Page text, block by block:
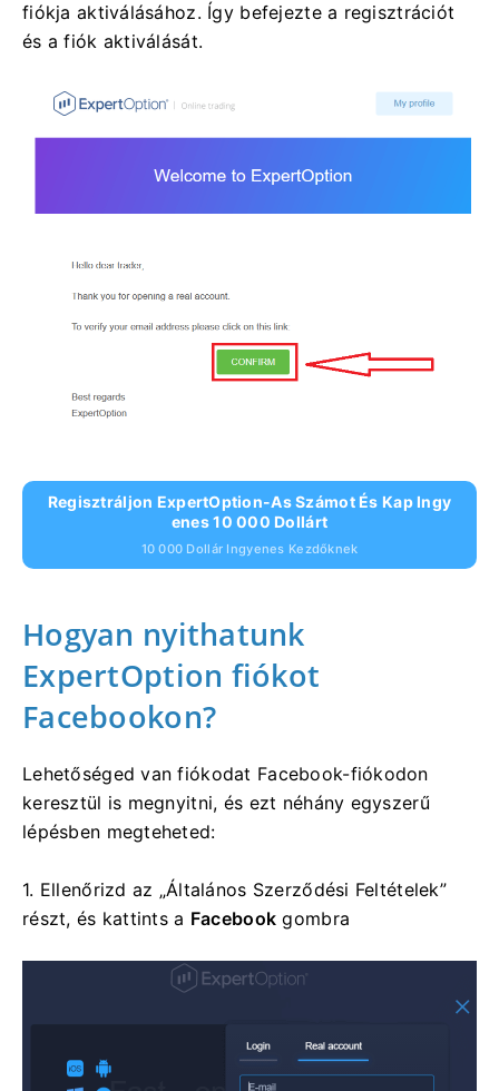
fiókja aktiválásához. Így befejezte a regisztrációt
és a fiók aktiválását.
Regisztráljon ExpertOption-As Számot És Kap Ingy
Enes 10 000 Dollárt
10 000 Dollár Ingyenes Kezdőknek
Hogyan nyithatunk
ExpertOption fiókot
Facebookon?
Lehetőséged van fiókodat Facebook-fiókodon
keresztül is megnyitni, és ezt néhány egyszerű
lépésben megteheted:
1. Ellenőrizd az „Általános Szerződési Feltételek”
részt, és kattints a Facebook gombra